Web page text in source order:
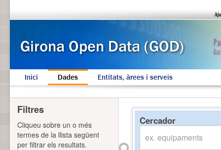
Inici Dades Entitats, àrees i serveis
Cercador
Filtres
Cliqueu sobre un o més
termes de la llista següent
per filtrar els resultats.